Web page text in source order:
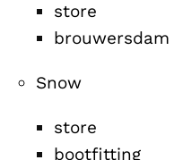
store
Snow
store
bootfitting